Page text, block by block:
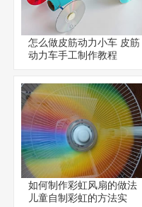
怎么做皮筋动力小车 皮筋
动力车手工制作教程
如何制作彩虹风扇的做法
儿童自制彩虹的方法实